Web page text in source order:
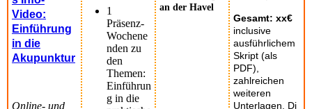
Video:
Einführung
in die
Akupunktur
Online- und
1
Präsenz-
Wochene
nden zu
den
Themen:
Einführun
g in die
an der Havel
Gesamt: xx€
inclusive
ausführlichem
Skript (als
PDF),
zahlreichen
weiteren
Unterlagen.
Di